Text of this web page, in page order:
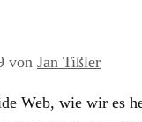
von Jan Tißler
Web, wie wir es